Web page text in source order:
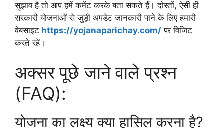
सुझाव है तो आप हमें कमेंट करके बता सकते हैं। दोस्तों, ऐसी ही
सरकारी योजनाओं से जुड़ी अपडेट जानकारी पाने के लिए हमारी
वेबसाइट https://yojanaparichay.com/ पर विजिट
करते रहें।
अक्सर पूछे जाने वाले प्रश्न
(FAQ):
योजना का लक्ष्य क्या हासिल करना है?